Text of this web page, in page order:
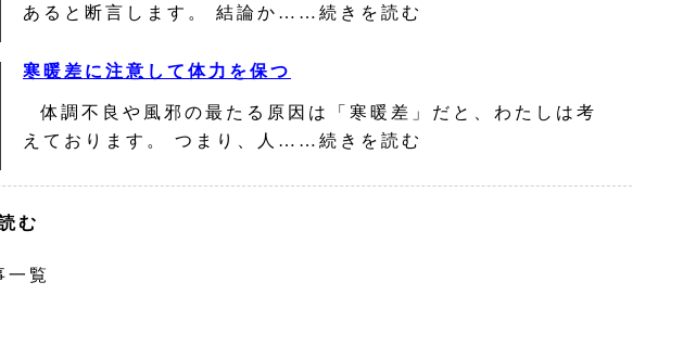
あると断言します。 結論か……続きを読む
寒暖差に注意して体力を保つ
体調不良や風邪の最たる原因は「寒暖差」だと、わたしは考
えております。 つまり、人……続きを読む
む
一覧